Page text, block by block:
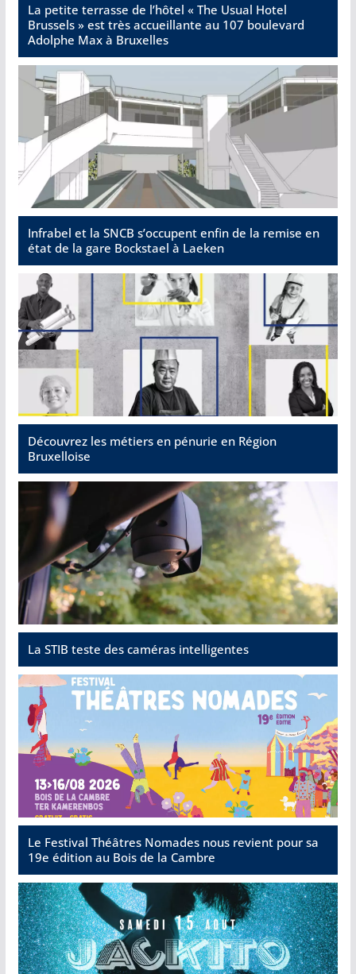
La petite terrasse de l’hôtel « The Usual Hotel
Brussels » est très accueillante au 107 boulevard
Adolphe Max à Bruxelles
Infrabel et la SNCB s’occupent enfin de la remise en
état de la gare Bockstael à Laeken
Découvrez les métiers en pénurie en Région
Bruxelloise
La STIB teste des caméras intelligentes
Le Festival Théâtres Nomades nous revient pour sa
19e édition au Bois de la Cambre